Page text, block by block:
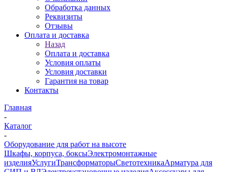
Обработка данных
Реквизиты
Отзывы
Оплата и доставка
Назад
Оплата и доставка
Условия оплаты
Условия доставки
Гарантия на товар
Контакты
Главная
-
Каталог
-
Оборудование для работ на высоте
Шкафы, корпуса, боксыЭлектромонтажные
изделияУслугиТрансформаторыСветотехникаАрматура для